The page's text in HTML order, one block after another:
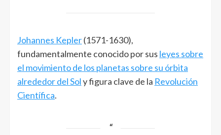
Johannes Kepler(1571-1630),
fundamentalmente conocido por sus leyes sobre
el movimiento de los planetas sobre su órbita
alrededor del Soly figura clave de la Revolución
Científica.